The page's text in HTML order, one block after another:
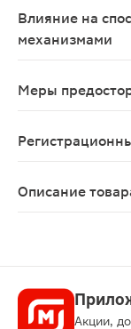
Влияние на
механизмами
Меры
Описание
Акции,